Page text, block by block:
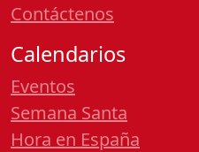
Contáctenos
Calendarios
Eventos
Semana Santa
Hora en España